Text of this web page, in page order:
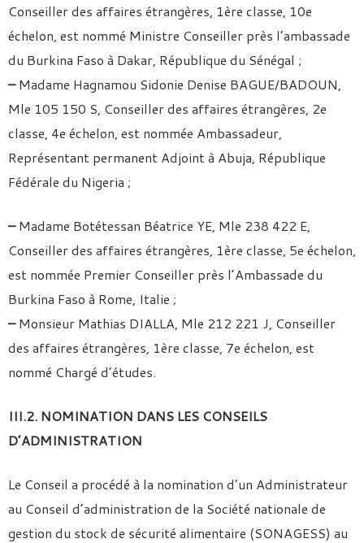
Conseiller des affaires étrangères, 1ère classe, 10e
échelon, est nommé Ministre Conseiller près l’ambassade
du Burkina Faso à Dakar, République du Sénégal ;
–Madame Hagnamou Sidonie Denise BAGUE/BADOUN,
Mle 105 150 S, Conseiller des affaires étrangères, 2e
classe, 4e échelon, est nommée Ambassadeur,
Représentant permanent Adjoint à Abuja, République
Fédérale du Nigeria ;
–Madame Botétessan Béatrice YE, Mle 238 422 E,
Conseiller des affaires étrangères, 1ère classe, 5e échelon,
est nommée Premier Conseiller près l’Ambassade du
Burkina Faso à Rome, Italie ;
–Monsieur Mathias DIALLA, Mle 212 221 J, Conseiller
des affaires étrangères, 1ère classe, 7e échelon, est
nommé Chargé d’études.
III.2. NOMINATION DANS LES CONSEILS
D’ADMINISTRATION
Le Conseil a procédé à la nomination d’un Administrateur
au Conseil d’administration de la Société nationale de
gestion du stock de sécurité alimentaire (SONAGESS) au